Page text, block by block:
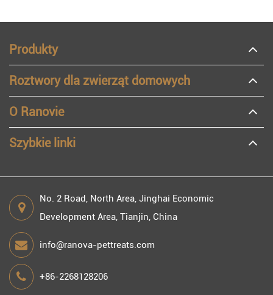
Produkty
Roztwory dla zwierząt domowych
O Ranovie
Szybkie linki
No. 2 Road, North Area, Jinghai Economic
Development Area, Tianjin, China
info@ranova-pettreats.com
+86-2268128206